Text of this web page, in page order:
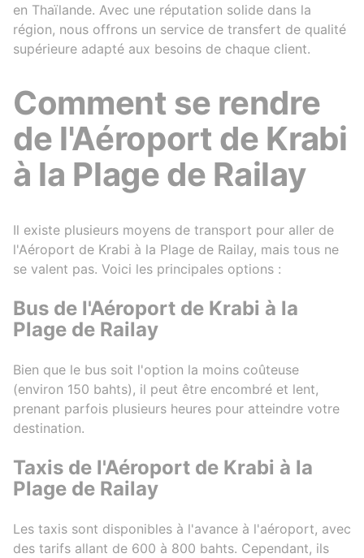
en Thaïlande. Avec une réputation solide dans la
région, nous offrons un service de transfert de qualité
supérieure adapté aux besoins de chaque client.
Comment se rendre
de l'Aéroport de Krabi
à la Plage de Railay
Il existe plusieurs moyens de transport pour aller de
l'Aéroport de Krabi à la Plage de Railay, mais tous ne
se valent pas. Voici les principales options :
Bus de l'Aéroport de Krabi à la
Plage de Railay
Bien que le bus soit l'option la moins coûteuse
(environ 150 bahts), il peut être encombré et lent,
prenant parfois plusieurs heures pour atteindre votre
destination.
Taxis de l'Aéroport de Krabi à la
Plage de Railay
Les taxis sont disponibles à l'avance à l'aéroport, avec
des tarifs allant de 600 à 800 bahts. Cependant, ils